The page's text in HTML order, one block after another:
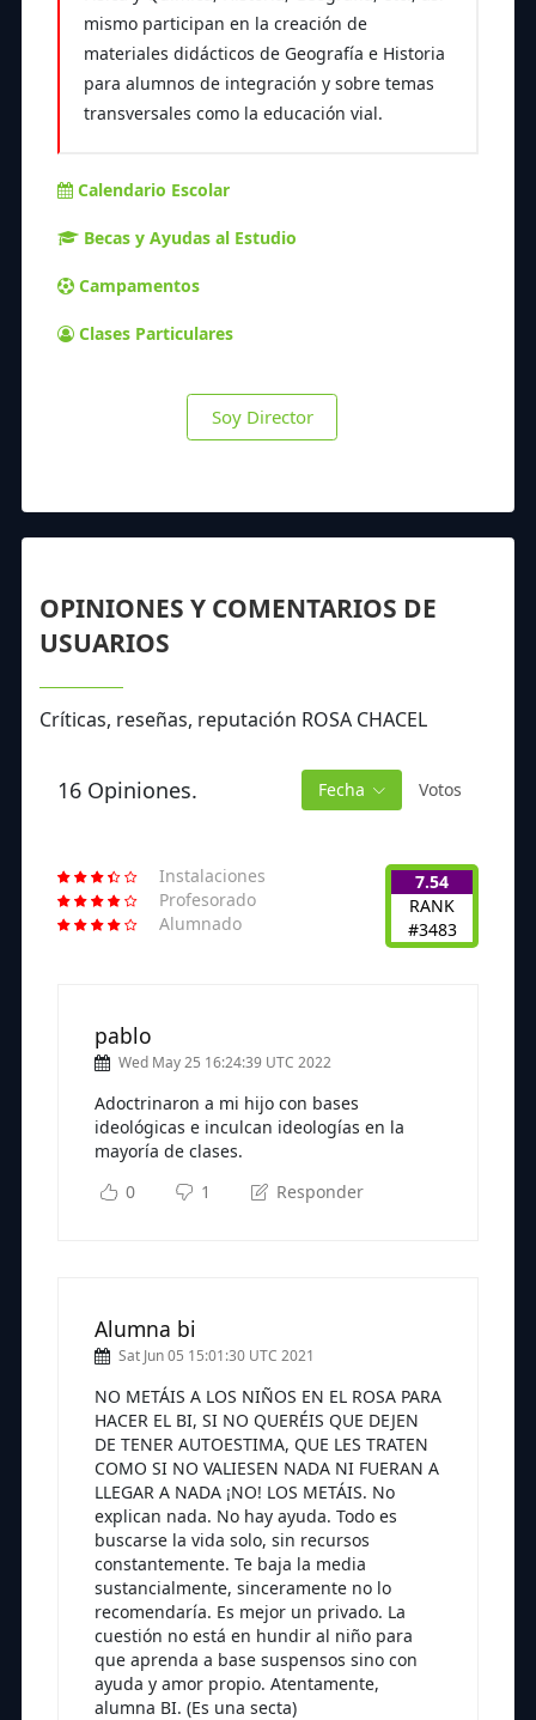
mismo participan en la creación de
materiales didácticos de Geografía e Historia
para alumnos de integración y sobre temas
transversales como la educación vial.
Calendario Escolar
Becas y Ayudas al Estudio
Campamentos
Clases Particulares
Soy Director
OPINIONES Y COMENTARIOS DE
USUARIOS
Críticas, reseñas, reputación ROSA CHACEL
16 Opiniones. Fecha Votos
Instalaciones
Profesorado
Alumnado
7.54
RANK
#3483
pablo
Wed May 25 16:24:39 UTC 2022
Adoctrinaron a mi hijo con bases
ideológicas e inculcan ideologías en la
mayoría de clases.
0
1 Responder
Alumna bi
Sat Jun 05 15:01:30 UTC 2021
NO METÁIS A LOS NIÑOS EN EL ROSA PARA
HACER EL BI, SI NO QUERÉIS QUE DEJEN
DE TENER AUTOESTIMA, QUE LES TRATEN
COMO SI NO VALIESEN NADA NI FUERAN A
LLEGAR A NADA ¡NO! LOS METÁIS. No
explican nada. No hay ayuda. Todo es
buscarse la vida solo, sin recursos
constantemente. Te baja la media
sustancialmente, sinceramente no lo
recomendaría. Es mejor un privado. La
cuestión no está en hundir al niño para
que aprenda a base suspensos sino con
ayuda y amor propio. Atentamente,
alumna BI. (Es una secta)